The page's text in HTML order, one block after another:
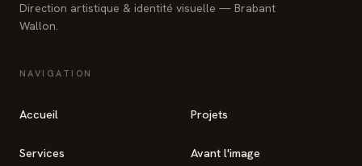
Direction artistique & identité visuelle — Brabant
Wallon.
NAVIGATION
Accueil Projets
Services Avant l'image